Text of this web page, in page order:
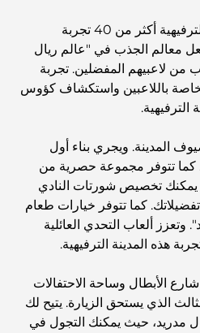
أفكار هدايا مميزة وخالدة
Best Hotels in Business Bay,
جميرا: دليل شامل للعائلات
Dubai Vision 2040 - Green
and a
خلابة: مزيج مثالي من المذاق
الساحرة
من المقرر أن تقدم المدينة الترفيهية أكثر من 40 تجربة
معالم الجذب في "عالم ريال
من لاعبيهم المفضلين. تجربة
باللاعبين واستكشاف كؤوس
الترفيهية.
المدينة. ويجري بناء أول
كما تتوفر مجموعة حصرية من
يمكنك تخصيص شورتات النادي
كما تتوفر خيارات طعام
ألعاب التحدي العائلية
هذه المدينة الترفيهية.
شارع الأبطال وساحة الاحتفالات
الذي يستحق الزيارة. يتيح لك
مدريد، حيث يمكنك التجول في